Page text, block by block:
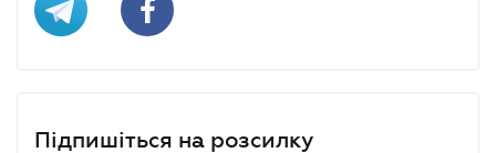
Підпишіться на розсилку